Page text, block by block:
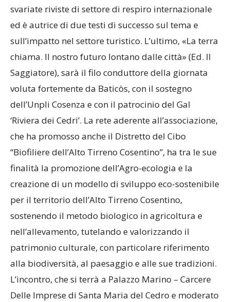
svariate riviste di settore di respiro internazionale
ed è autrice di due testi di successo sul tema e
sull’impatto nel settore turistico. L’ultimo, «La terra
chiama. Il nostro futuro lontano dalle città» (Ed. Il
Saggiatore), sarà il filo conduttore della giornata
voluta fortemente da Baticòs, con il sostegno
dell’Unpli Cosenza e con il patrocinio del Gal
‘Riviera dei Cedri’. La rete aderente all’associazione,
che ha promosso anche il Distretto del Cibo
“Biofiliere dell’Alto Tirreno Cosentino”, ha tra le sue
finalità la promozione dell’Agro-ecologia e la
creazione di un modello di sviluppo eco-sostenibile
per il territorio dell’Alto Tirreno Cosentino,
sostenendo il metodo biologico in agricoltura e
nell’allevamento, tutelando e valorizzando il
patrimonio culturale, con particolare riferimento
alla biodiversità, al paesaggio e alle sue tradizioni.
L’incontro, che si terrà a Palazzo Marino – Carcere
Delle Imprese di Santa Maria del Cedro e moderato